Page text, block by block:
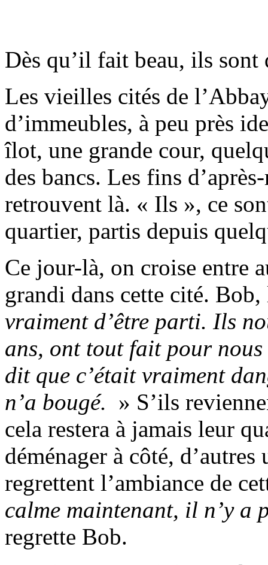
Dès qu’il fait beau, ils sont
Les vieilles cités de
d’immeubles, à peu près
îlot, une grande cour,
des bancs. Les fins
retrouvent là. « Ils », ce
quartier, partis depuis
Ce jour-là, on croise entre
grandi dans cette cité.
vraiment d’être parti. Ils
ans, ont tout fait pour
dit que c’était vraiment
n’a bougé. » S’ils
cela restera à jamais leur
déménager à côté,
regrettent l’ambiance de
calme maintenant, il n’y a
regrette Bob.